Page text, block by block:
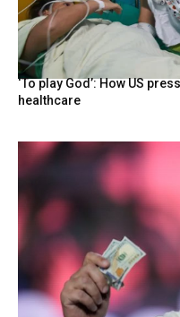
‘To play God’: How US
healthcare